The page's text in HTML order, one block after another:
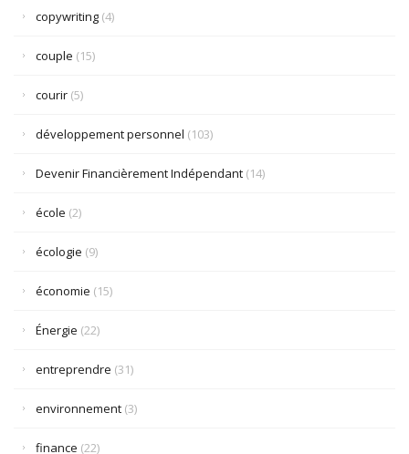
copywriting (4)
couple (15)
courir (5)
développement personnel (103)
Devenir Financièrement Indépendant (14)
école (2)
écologie (9)
économie (15)
Énergie (22)
entreprendre (31)
environnement (3)
finance (22)